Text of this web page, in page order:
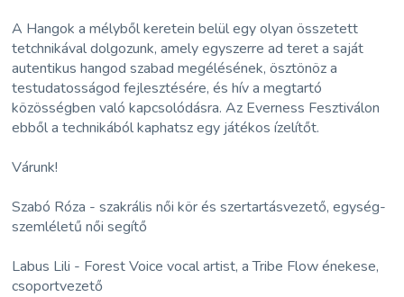
A Hangok a mélyből keretein belül egy olyan összetett
tetchnikával dolgozunk, amely egyszerre ad teret a saját
autentikus hangod szabad megélésének, ösztönöz a
testudatosságod fejlesztésére, és hív a megtartó
közösségben való kapcsolódásra. Az Everness Fesztiválon
ebből a technikából kaphatsz egy játékos ízelítőt.
Várunk!
Szabó Róza - szakrális női kör és szertartásvezető, egység-
szemléletű női segítő
Labus Lili - Forest Voice vocal artist, a Tribe Flow énekese,
csoportvezető